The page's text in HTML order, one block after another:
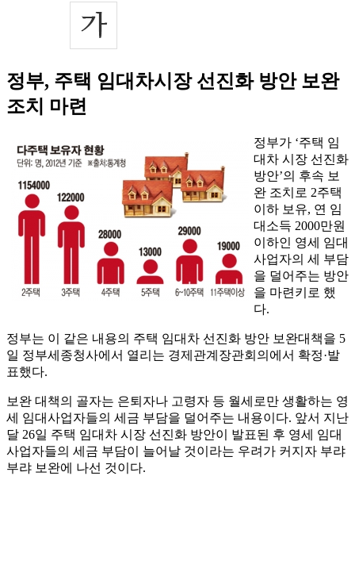
정부, 주택 임대차시장 선진화 방안 보완
조치 마련
정부가 ‘주택 임
대차 시장 선진화
방안’의 후속 보
완 조치로 2주택
이하 보유, 연 임
대소득 2000만원
이하인 영세 임대
사업자의 세 부담
을 덜어주는 방안
을 마련키로 했
다.
정부는 이 같은 내용의 주택 임대차 선진화 방안 보완대책을 5
일 정부세종청사에서 열리는 경제관계장관회의에서 확정·발
표했다.
보완 대책의 골자는 은퇴자나 고령자 등 월세로만 생활하는 영
세 임대사업자들의 세금 부담을 덜어주는 내용이다. 앞서 지난
달 26일 주택 임대차 시장 선진화 방안이 발표된 후 영세 임대
사업자들의 세금 부담이 늘어날 것이라는 우려가 커지자 부랴
부랴 보완에 나선 것이다.